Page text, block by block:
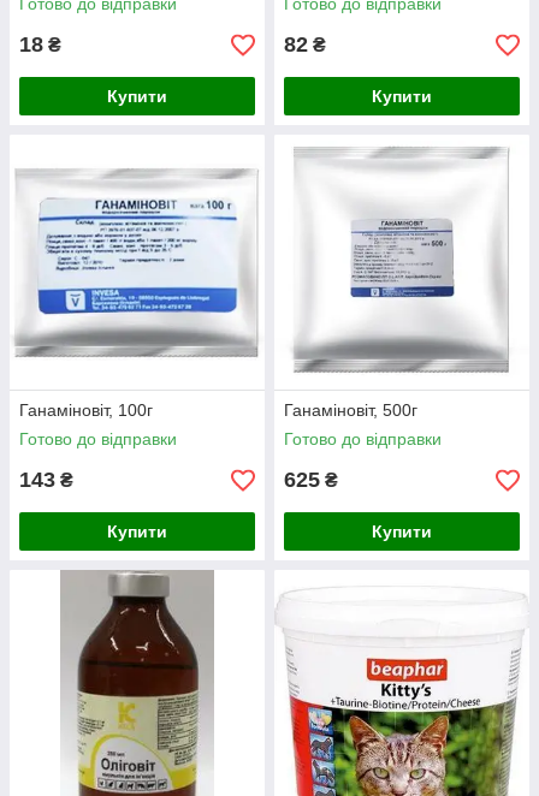
18 ₴
Купити
82 ₴
Купити
Ганаміновіт, 100г
Готово до відправки
143 ₴
Купити
Ганаміновіт, 500г
Готово до відправки
625 ₴
Купити